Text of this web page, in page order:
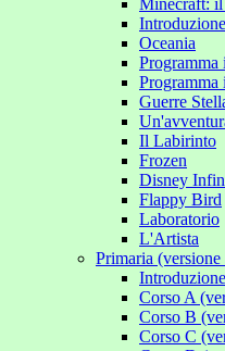
Minecraft:
Oceania
Programma
Guerre
Il Labirinto
Frozen
Disney
Flappy Bird
Laboratorio
L'Artista
Primaria
Introduzione
Corso A
Corso B
Corso C